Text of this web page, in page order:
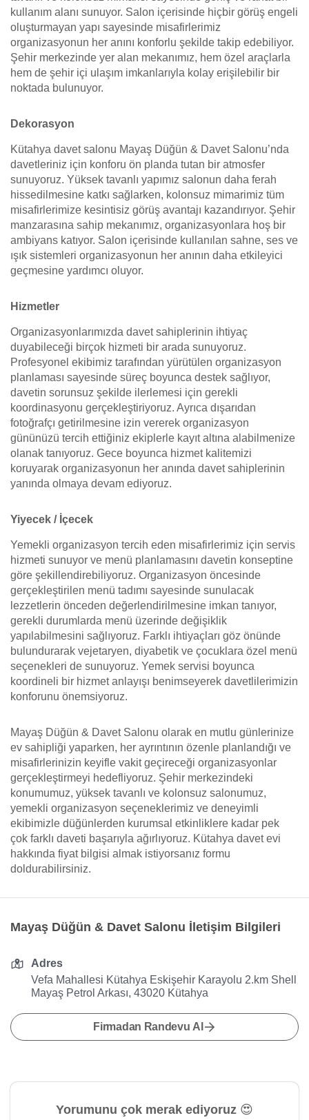
kullanım alanı sunuyor. Salon içerisinde hiçbir görüş engeli
oluşturmayan yapı sayesinde misafirlerimiz
organizasyonun her anını konforlu şekilde takip edebiliyor.
Şehir merkezinde yer alan mekanımız, hem özel araçlarla
hem de şehir içi ulaşım imkanlarıyla kolay erişilebilir bir
noktada bulunuyor.
Dekorasyon
Kütahya davet salonu Mayaş Düğün & Davet Salonu’nda
davetleriniz için konforu ön planda tutan bir atmosfer
sunuyoruz. Yüksek tavanlı yapımız salonun daha ferah
hissedilmesine katkı sağlarken, kolonsuz mimarimiz tüm
misafirlerimize kesintisiz görüş avantajı kazandırıyor. Şehir
manzarasına sahip mekanımız, organizasyonlara hoş bir
ambiyans katıyor. Salon içerisinde kullanılan sahne, ses ve
ışık sistemleri organizasyonun her anının daha etkileyici
geçmesine yardımcı oluyor.
Hizmetler
Organizasyonlarımızda davet sahiplerinin ihtiyaç
duyabileceği birçok hizmeti bir arada sunuyoruz.
Profesyonel ekibimiz tarafından yürütülen organizasyon
planlaması sayesinde süreç boyunca destek sağlıyor,
davetin sorunsuz şekilde ilerlemesi için gerekli
koordinasyonu gerçekleştiriyoruz. Ayrıca dışarıdan
fotoğrafçı getirilmesine izin vererek organizasyon
gününüzü tercih ettiğiniz ekiplerle kayıt altına alabilmenize
olanak tanıyoruz. Gece boyunca hizmet kalitemizi
koruyarak organizasyonun her anında davet sahiplerinin
yanında olmaya devam ediyoruz.
Yiyecek / İçecek
Yemekli organizasyon tercih eden misafirlerimiz için servis
hizmeti sunuyor ve menü planlamasını davetin konseptine
göre şekillendirebiliyoruz. Organizasyon öncesinde
gerçekleştirilen menü tadımı sayesinde sunulacak
lezzetlerin önceden değerlendirilmesine imkan tanıyor,
gerekli durumlarda menü üzerinde değişiklik
yapılabilmesini sağlıyoruz. Farklı ihtiyaçları göz önünde
bulundurarak vejetaryen, diyabetik ve çocuklara özel menü
seçenekleri de sunuyoruz. Yemek servisi boyunca
koordineli bir hizmet anlayışı benimseyerek davetlilerimizin
konforunu önemsiyoruz.
Mayaş Düğün & Davet Salonu olarak en mutlu günlerinize
ev sahipliği yaparken, her ayrıntının özenle planlandığı ve
misafirlerinizin keyifle vakit geçireceği organizasyonlar
gerçekleştirmeyi hedefliyoruz. Şehir merkezindeki
konumumuz, yüksek tavanlı ve kolonsuz salonumuz,
yemekli organizasyon seçeneklerimiz ve deneyimli
ekibimizle düğünlerden kurumsal etkinliklere kadar pek
çok farklı daveti başarıyla ağırlıyoruz. Kütahya davet evi
hakkında fiyat bilgisi almak istiyorsanız formu
doldurabilirsiniz.
Mayaş Düğün & Davet Salonu İletişim Bilgileri
Adres
Vefa Mahallesi Kütahya Eskişehir Karayolu 2.km Shell
Mayaş Petrol Arkası, 43020 Kütahya
Firmadan Randevu Al
Yorumunu çok merak ediyoruz 😍